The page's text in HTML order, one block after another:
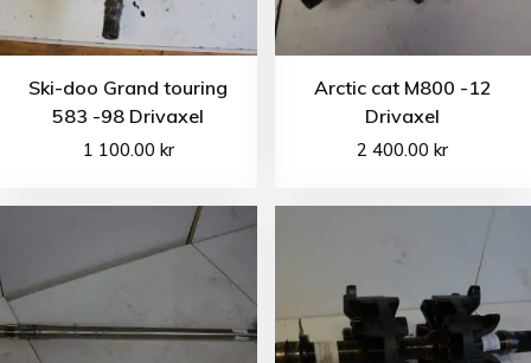
Ski-doo Grand touring
583 -98 Drivaxel
1 100.00 kr
Arctic cat M800 -12
Drivaxel
2 400.00kr